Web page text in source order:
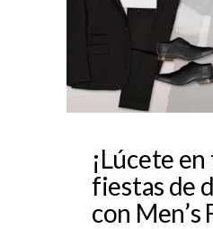
¡Lúcete
fiestas de
con Men’s